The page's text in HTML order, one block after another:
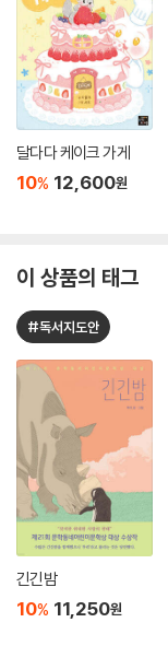
달다다 케이크 가게
10% 12,600원
이 상품의 태그
#독서지도안
긴긴밤
10% 11,250원